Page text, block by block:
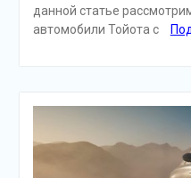
данной статье
автомобили Тойота с